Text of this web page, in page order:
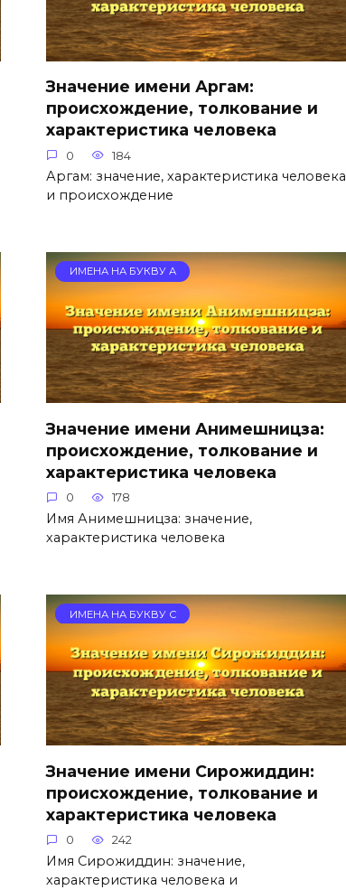
Значение имени Аргам:
происхождение, толкование и
характеристика человека
0 184
Аргам: значение, характеристика человека
и происхождение
ИМЕНА НА БУКВУ А
Значение имени Анимешницза:
происхождение, толкование и
характеристика человека
0 178
Имя Анимешницза: значение,
характеристика человека
ИМЕНА НА БУКВУ С
Значение имени Сирожиддин:
происхождение, толкование и
характеристика человека
0 242
Имя Сирожиддин: значение,
характеристика человека и